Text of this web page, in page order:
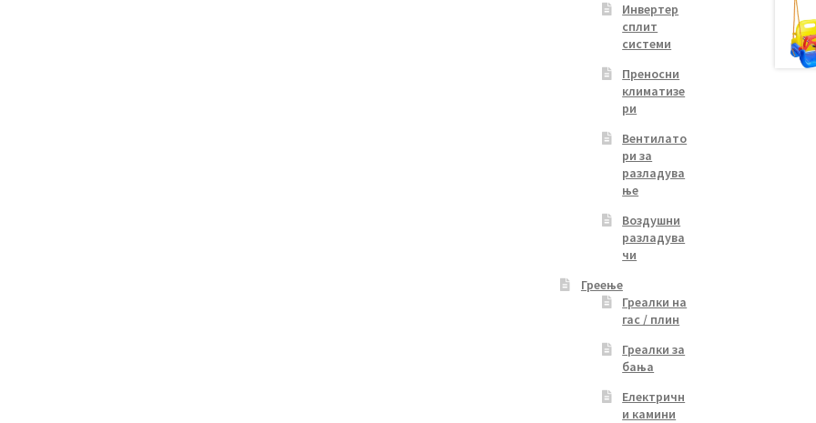
Инвертер
сплит
системи
Преносни
климатизе
ри
Вентилато
ри за
разладува
ње
Воздушни
разладува
чи
Греење
Греалки на
гас / плин
Греалки за
бања
Електричн
и камини